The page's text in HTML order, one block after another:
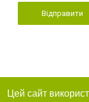
Відправити
Цей сайт